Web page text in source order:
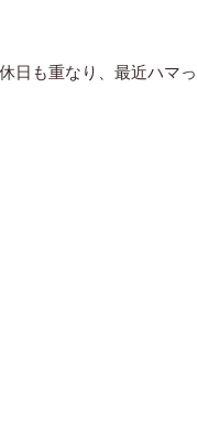
日も重なり、最近ハマ